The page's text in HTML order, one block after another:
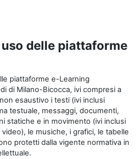
delle piattaforme
piattaforme e-Learning
di Milano-Bicocca, ivi compresi a
esaustivo i testi (ivi inclusi
testuale, messaggi, documenti,
statiche e in movimento (ivi inclusi
le musiche, i grafici, le tabelle
protetti dalla vigente normativa in